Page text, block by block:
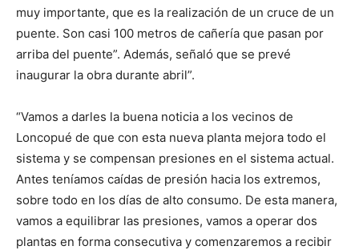
muy importante, que es la realización de un cruce de un
puente. Son casi 100 metros de cañería que pasan por
arriba del puente”. Además, señaló que se prevé
inaugurar la obra durante abril”.
“Vamos a darles la buena noticia a los vecinos de
Loncopué de que con esta nueva planta mejora todo el
sistema y se compensan presiones en el sistema actual.
Antes teníamos caídas de presión hacia los extremos,
sobre todo en los días de alto consumo. De esta manera,
vamos a equilibrar las presiones, vamos a operar dos
plantas en forma consecutiva y comenzaremos a recibir